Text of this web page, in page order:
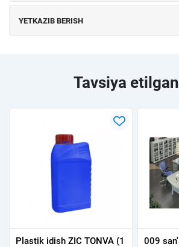
YETKAZIB BERISH
Tavsiya
Plastik idish ZIC TONVA (1
009